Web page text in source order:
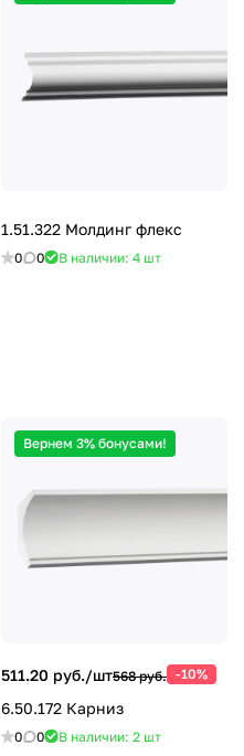
1.51.322 Молдинг флекс
0 0 В наличии: 4 шт
Вернем 3% бонусами!
511.20 руб./шт568 руб. -10%
6.50.172 Карниз
0 0 В наличии: 2 шт